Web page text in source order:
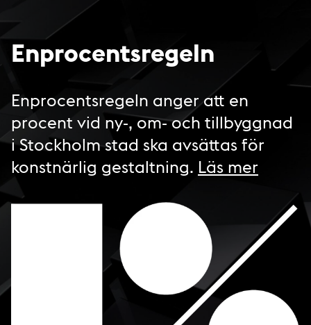
Enprocentsregeln
Enprocentsregeln anger att en
procent vid ny-, om- och tillbyggnad
i Stockholm stad ska avsättas för
konstnärlig gestaltning. Läs mer